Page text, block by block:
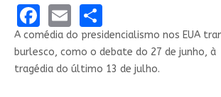
Facebook
EmailShare
A comédia do presidencialismo nos EUA
burlesco, como o debate do 27 de junho, à
tragédia do último 13 de julho.